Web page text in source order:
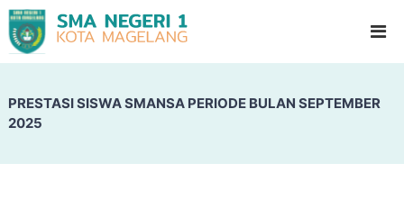
A
e
d
o
i
PRESTASI SISWA SMANSA PERIODE BULAN SEPTEMBER
2025